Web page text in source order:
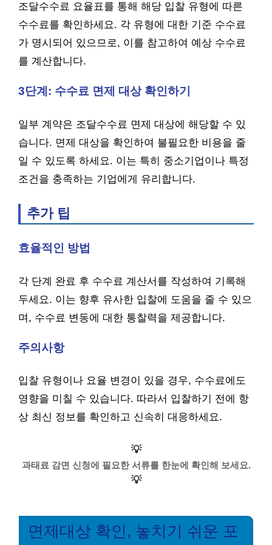
조달수수료 요율표를 통해 해당 입찰 유형에 따른
수수료를 확인하세요. 각 유형에 대한 기준 수수료
가 명시되어 있으므로, 이를 참고하여 예상 수수료
를 계산합니다.
3단계: 수수료 면제 대상 확인하기
일부 계약은 조달수수료 면제 대상에 해당할 수 있
습니다. 면제 대상을 확인하여 불필요한 비용을 줄
일 수 있도록 하세요. 이는 특히 중소기업이나 특정
조건을 충족하는 기업에게 유리합니다.
추가 팁
효율적인 방법
각 단계 완료 후 수수료 계산서를 작성하여 기록해
두세요. 이는 향후 유사한 입찰에 도움을 줄 수 있으
며, 수수료 변동에 대한 통찰력을 제공합니다.
주의사항
입찰 유형이나 요율 변경이 있을 경우, 수수료에도
영향을 미칠 수 있습니다. 따라서 입찰하기 전에 항
상 최신 정보를 확인하고 신속히 대응하세요.
💡
과태료 감면 신청에 필요한 서류를 한눈에 확인해 보세요.
💡
면제대상 확인, 놓치기 쉬운 포